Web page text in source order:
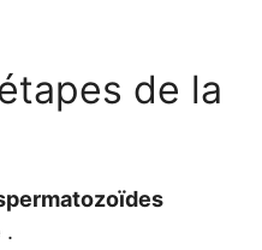
de la
.